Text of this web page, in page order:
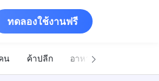
ทดลองใช้งานฟรี
น ค้าปลีก อาหารและเครื่องดื่ม